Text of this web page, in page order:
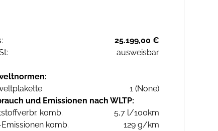
25.199,00 €
ausweisbar
1 (None)
und Emissionen nach WLTP:
komb.
5,7 l/100km
komb.
129 g/km